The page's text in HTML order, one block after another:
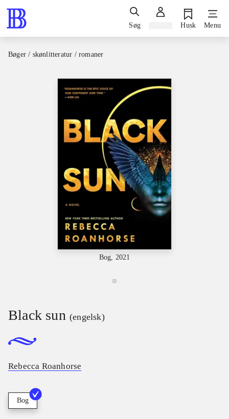
Søg Husk Menu
Bøger / skønlitteratur / romaner
Bog, 2021
Black sun (engelsk)
Rebecca Roanhorse
Bog